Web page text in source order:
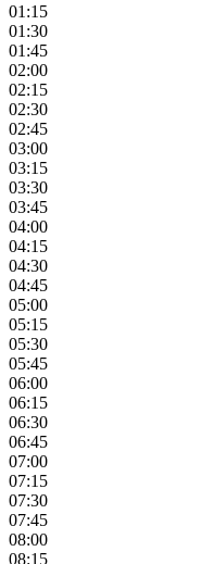
01:15
01:30
01:45
02:00
02:15
02:30
02:45
03:00
03:15
03:30
03:45
04:00
04:15
04:30
04:45
05:00
05:15
05:30
05:45
06:00
06:15
06:30
06:45
07:00
07:15
07:30
07:45
08:00
08:15